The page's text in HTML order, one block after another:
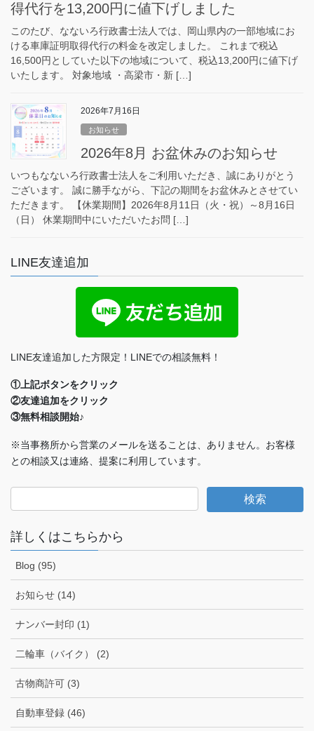
得代行を13,200円に値下げしました
このたび、なないろ行政書士法人では、岡山県内の一部地域にお
ける車庫証明取得代行の料金を改定しました。 これまで税込
16,500円としていた以下の地域について、税込13,200円に値下げ
いたします。 対象地域 ・高梁市・新 […]
2026年7月16日
お知らせ
2026年8月 お盆休みのお知らせ
いつもなないろ行政書士法人をご利用いただき、誠にありがとう
ございます。 誠に勝手ながら、下記の期間をお盆休みとさせてい
ただきます。 【休業期間】2026年8月11日（火・祝）～8月16日
（日） 休業期間中にいただいたお問 […]
LINE友達追加
LINE友達追加した方限定！LINEでの相談無料！
①上記ボタンをクリック
②友達追加をクリック
③無料相談開始♪
※当事務所から営業のメールを送ることは、ありません。お客様
との相談又は連絡、提案に利用しています。
詳しくはこちらから
Blog (95)
お知らせ (14)
ナンバー封印 (1)
二輪車（バイク） (2)
古物商許可 (3)
自動車登録 (46)